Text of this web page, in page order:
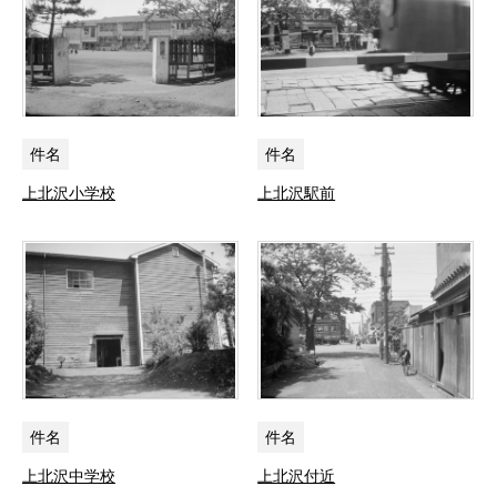
件名
上北沢小学校
件名
上北沢駅前
件名
上北沢中学校
件名
上北沢付近